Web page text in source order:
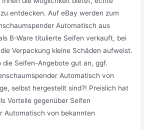
entdecken. Auf eBay werden zum
Automatisch aus
B-Ware titulierte Seifen verkauft, bei
Verpackung kleine Schäden aufweist.
die Seifen-Angebote gut an, ggf.
Automatisch von
selbst hergestellt sind?! Preislich hat
Vorteile gegenüber Seifen
Automatisch von bekannten